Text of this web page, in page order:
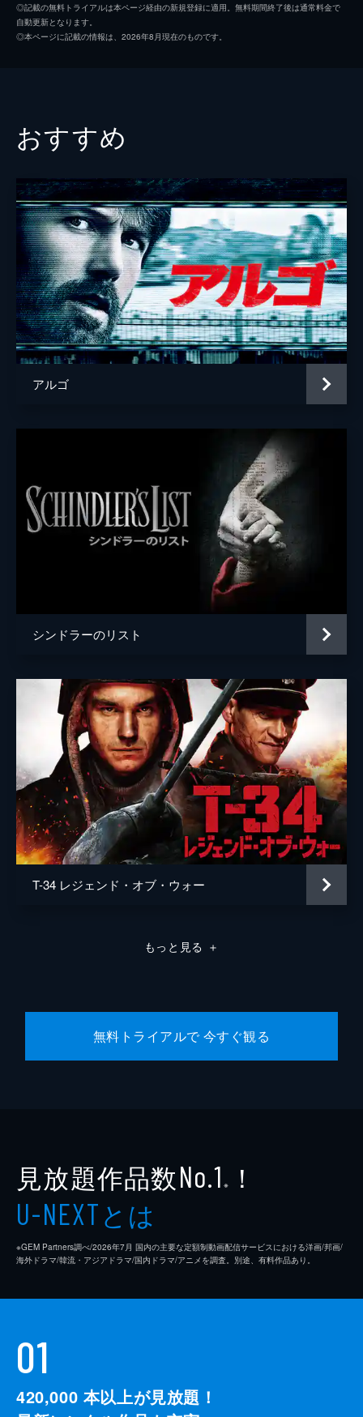
ミスター・ドーソン マーク・ライランス
ジョージ バリー・キオガン
ファリアー トム・ハーディ
マイケル・フォックス
ジョン・ノーラン
声の出演 マイケル・ケイン
監督 クリストファー・ノーラン
音楽 ハンス・ジマー
エマ・トーマス
◎記載の無料トライアルは本ページ経由の新規登録に適用。無料期間終了後は通常料金で
自動更新となります。
◎本ページに記載の情報は、2026年8月現在のものです。
おすすめ
アルゴ
シンドラーのリスト
T-34 レジェンド・オブ・ウォー
もっと見る ＋
無料トライアルで 今すぐ観る
見放題作品数No.1 ※ ！
U-NEXTとは
※GEM Partners調べ/2026年7⽉ 国内の主要な定額制動画配信サービスにおける洋画/邦画/
海外ドラマ/韓流・アジアドラマ/国内ドラマ/アニメを調査。別途、有料作品あり。
01
420,000 本以上が見放題！